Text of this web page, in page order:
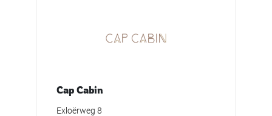
Cap Cabin
Exloërweg 8